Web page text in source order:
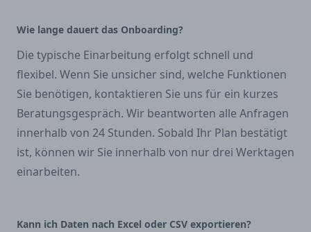
Wie lange dauert das Onboarding?
Die typische Einarbeitung erfolgt schnell und
flexibel. Wenn Sie unsicher sind, welche Funktionen
Sie benötigen, kontaktieren Sie uns für ein kurzes
Beratungsgespräch. Wir beantworten alle Anfragen
innerhalb von 24 Stunden. Sobald Ihr Plan bestätigt
ist, können wir Sie innerhalb von nur drei Werktagen
einarbeiten.
Kann ich Daten nach Excel oder CSV exportieren?